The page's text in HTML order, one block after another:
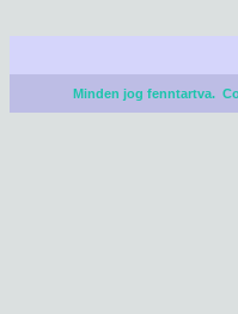
Minden jog fenntartva.